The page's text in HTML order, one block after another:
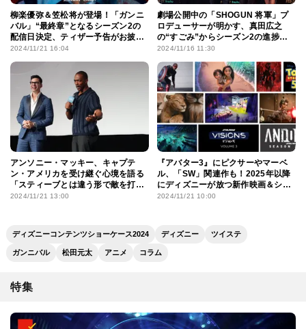
柳楽優弥＆笠松将が登場！「ガンニ
バル」“最終章”となるシーズン2の
配信日決定、ティザー予告がお披露
目に
2024/11/21 16:04
劇場公開中の「SHOGUN 将軍」プ
ロデューサーが明かす、真田広之
の“すごみ”からシーズン2の進捗ま
で
2024/11/16 11:30
アンソニー・マッキー、キャプテ
ン・アメリカを受け継ぐ心境を語る
「スティーブとは違う形で敵を打ち
負かさないといけない」
2024/11/21 13:00
『アバター3』にピクサーやマーベ
ル、「SW」関連作も！2025年以降
にディズニーが放つ新作映画＆シ
リーズが続々発表
2024/11/21 10:00
ディズニーコンテンツショーケース2024 ディズニー ツイステ
ガンニバル 松田元太 アニメ コラム
特集